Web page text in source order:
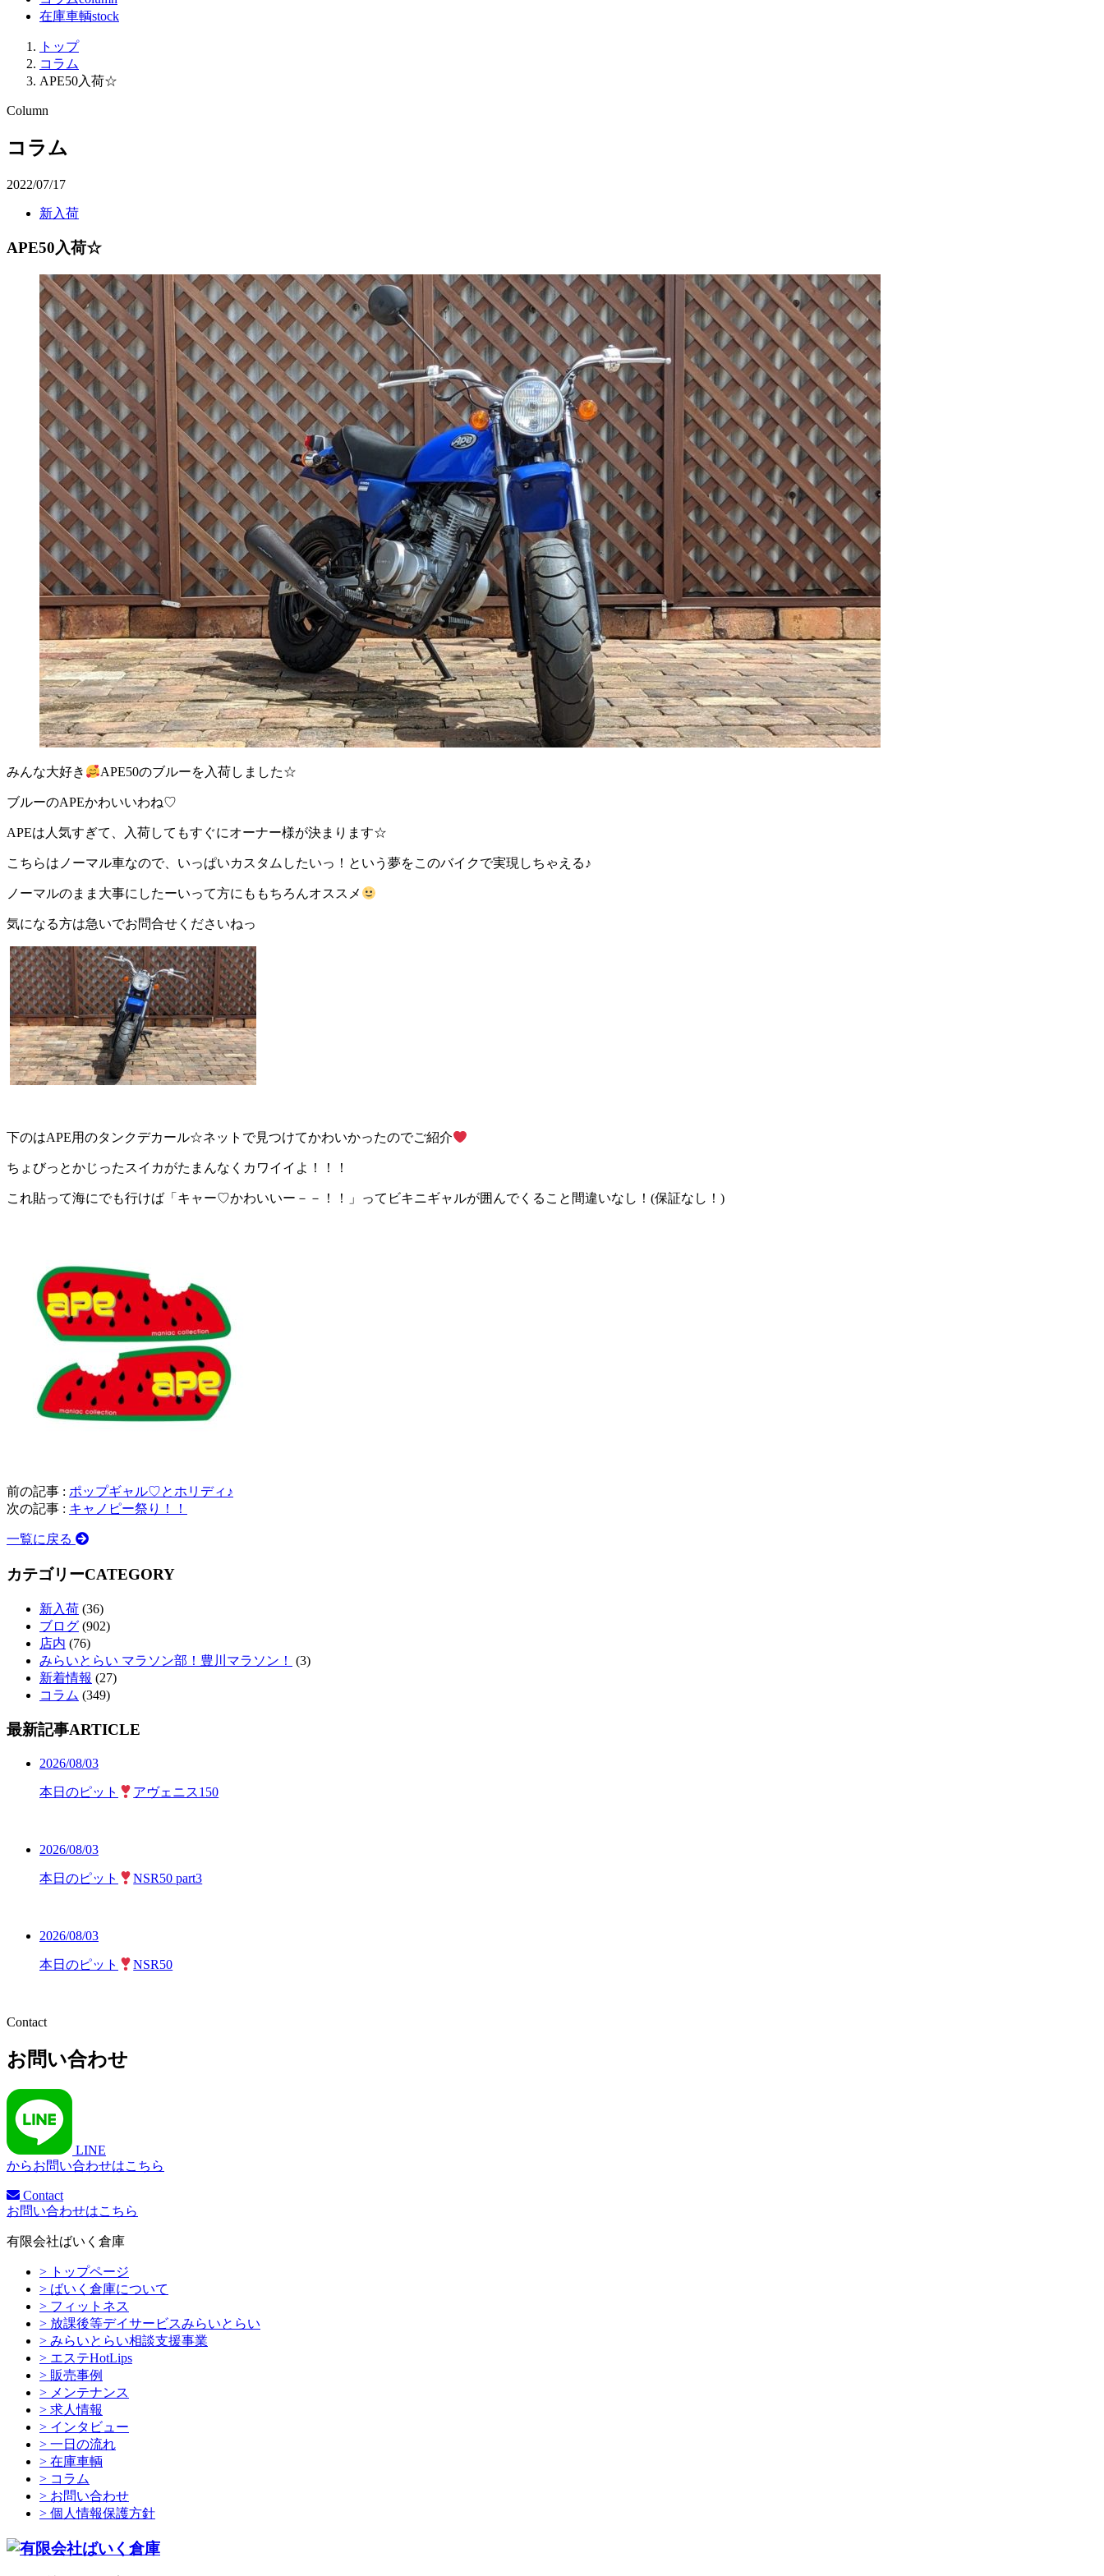
在庫車輌stock
トップ
コラム
APE50入荷☆
コラム
2022/07/17
新入荷
APE50入荷☆
みんな大好き APE50のブルーを入荷しました☆
ブルーのAPEかわいいわね♡
APEは人気すぎて、入荷してもすぐにオーナー様が決まります☆
こちらはノーマル車なので、いっぱいカスタムしたいっ！という夢をこのバイクで実現しちゃえる♪
ノーマルのまま大事にしたーいって方にももちろんオススメ
気になる方は急いでお問合せくださいねっ
下のはAPE用のタンクデカール☆ネットで見つけてかわいかったのでご紹介
ちょびっとかじったスイカがたまんなくカワイイよ！！！
これ貼って海にでも行けば「キャー♡かわいいー－－！！」ってビキニギャルが囲んでくること間違いなし！(保証なし！)
前の記事 : ポップギャル♡とホリディ♪
次の記事 : キャノピー祭り！！
一覧に戻る
カテゴリーCATEGORY
新入荷 (36)
ブログ (902)
店内 (76)
みらいとらい マラソン部！豊川マラソン！
(3)
新着情報 (27)
コラム (349)
最新記事ARTICLE
2026/08/03
本日のピット アヴェニス150
2026/08/03
本日のピット NSR50 part3
2026/08/03
本日のピット NSR50
お問い合わせ
LINE
からお問い合わせはこちら
Contact
お問い合わせはこちら
有限会社ばいく倉庫
> トップページ
> ばいく倉庫について
> フィットネス
> 放課後等デイサービスみらいとらい
> みらいとらい相談支援事業
> エステHotLips
> 販売事例
> メンテナンス
> 求人情報
> インタビュー
> 一日の流れ
> 在庫車輌
> コラム
> お問い合わせ
> 個人情報保護方針